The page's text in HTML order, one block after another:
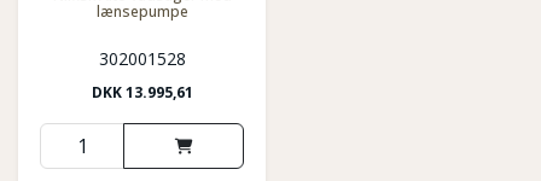
lænsepumpe
302001528
DKK13.995,61